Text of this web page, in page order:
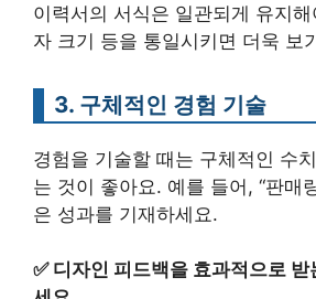
이력서의 서식은 일관되게 유지
자 크기 등을 통일시키면 더욱 보
3. 구체적인 경험 기술
경험을 기술할 때는 구체적인 수
는 것이 좋아요. 예를 들어, “판매
은 성과를 기재하세요.
✅ 디자인 피드백을 효과적으로